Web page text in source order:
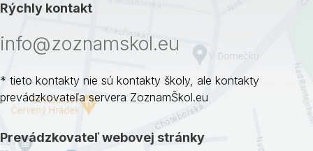
Rýchly kontakt
info@zoznamskol.eu
* tieto kontakty nie sú kontakty školy, ale kontakty
prevádzkovateľa servera ZoznamŠkol.eu
Prevádzkovateľ webovej stránky